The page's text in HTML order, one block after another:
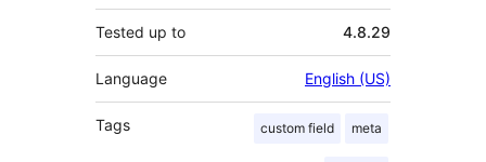
Tested up to 4.8.29
Language English (US)
Tags custom field meta